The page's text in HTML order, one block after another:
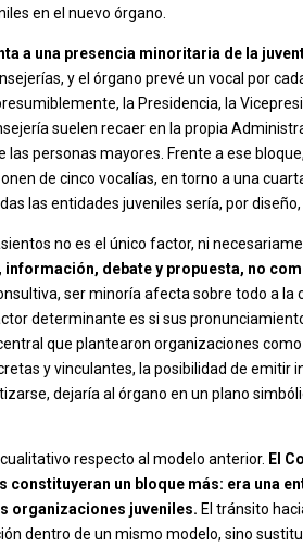
en el nuevo órgano.
a una presencia minoritaria de la
y el órgano prevé un vocal por
la Presidencia, la
suelen recaer en la propia
las personas mayores. Frente a ese
de cinco vocalías, en torno a una
las entidades juveniles sería, por
no es el único factor, ni
debate y propuesta, no
ser minoría afecta sobre todo a la
determinante es si sus
que plantearon organizaciones
y vinculantes, la posibilidad de emitir
dejaría al órgano en un plano
respecto al modelo anterior. El
constituyeran un bloque más: era una
organizaciones juveniles. El tránsito
dentro de un mismo modelo, sino